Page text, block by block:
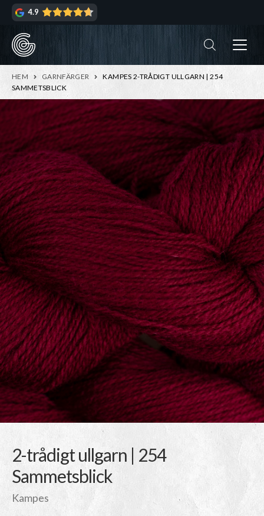
Hoppa
navigering
Hoppa
innehåll
4.9
HEM GARNFÄRGER
KAMPES 2-TRÅDIGT ULLGARN | 254
SAMMETSBLICK
2-trådigt ullgarn | 254
Sammetsblick
Kampes